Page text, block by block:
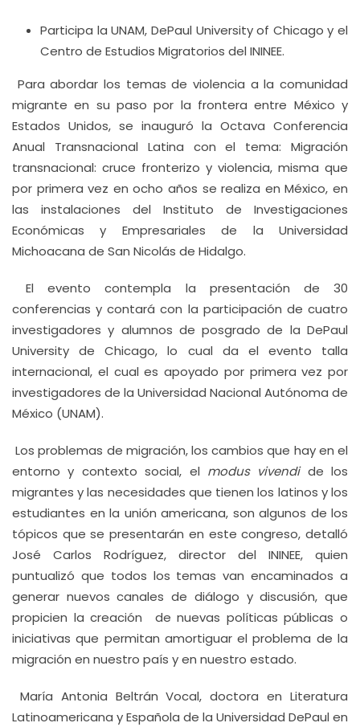
Participa la UNAM, DePaul University of Chicago y el
Centro de Estudios Migratorios del ININEE.
Para abordar los temas de violencia a la comunidad
migrante en su paso por la frontera entre México y
Estados Unidos, se inauguró la Octava Conferencia
Anual Transnacional Latina con el tema: Migración
transnacional: cruce fronterizo y violencia, misma que
por primera vez en ocho años se realiza en México, en
las instalaciones del Instituto de Investigaciones
Económicas y Empresariales de la Universidad
Michoacana de San Nicolás de Hidalgo.
El evento contempla la presentación de 30
conferencias y contará con la participación de cuatro
investigadores y alumnos de posgrado de la DePaul
University de Chicago, lo cual da el evento talla
internacional, el cual es apoyado por primera vez por
investigadores de la Universidad Nacional Autónoma de
México (UNAM).
Los problemas de migración, los cambios que hay en el
entorno y contexto social, el modus vivendide los
migrantes y las necesidades que tienen los latinos y los
estudiantes en la unión americana, son algunos de los
tópicos que se presentarán en este congreso, detalló
José Carlos Rodríguez, director del ININEE, quien
puntualizó que todos los temas van encaminados a
generar nuevos canales de diálogo y discusión, que
propicien la creación de nuevas políticas públicas o
iniciativas que permitan amortiguar el problema de la
migración en nuestro país y en nuestro estado.
María Antonia Beltrán Vocal, doctora en Literatura
Latinoamericana y Española de la Universidad DePaul en